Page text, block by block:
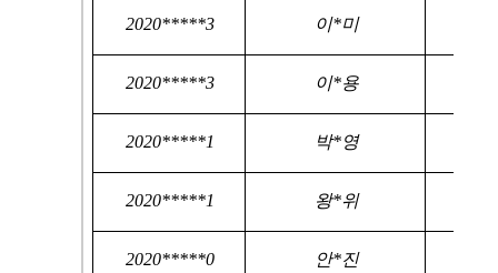
2020*****3 이*미
2020*****3 이*용
2020*****1 박*영
2020*****1 왕*위
2020*****0 안*진